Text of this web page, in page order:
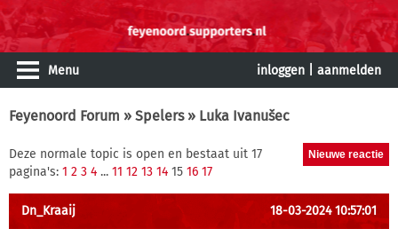
Menu inloggen aanmelden
Feyenoord Forum » Spelers» Luka Ivanušec
Deze normale topic is open en bestaat uit 17
pagina's: 1 2 3 4 ... 11 12 13 14 15 16 17
Dn_Kraaij 18-03-2024 10:57:01